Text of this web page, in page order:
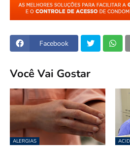
Facebook
Você Vai Gostar
ALERGIAS